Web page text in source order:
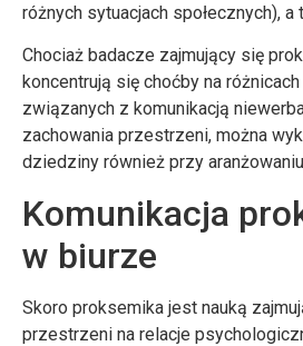
różnych sytuacjach społecznych),
Chociaż badacze zajmujący się
koncentrują się choćby na
związanych z komunikacją
zachowania przestrzeni, można
dziedziny również przy
Komunikacja
w biurze
Skoro proksemika jest nauką
przestrzeni na relacje